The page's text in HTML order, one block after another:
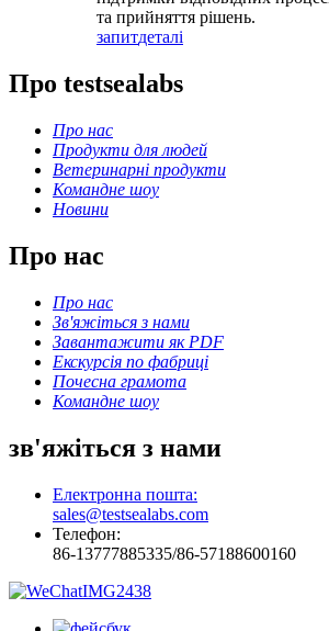
та прийняття рішень.
запитдеталі
Про testsealabs
Про нас
Продукти для людей
Ветеринарні продукти
Командне шоу
Новини
Про нас
Про нас
Зв'яжіться з нами
Завантажити як PDF
Екскурсія по фабриці
Почесна грамота
Командне шоу
зв'яжіться з нами
Електронна пошта:
sales@testsealabs.com
Телефон:
86-13777885335/86-57188600160